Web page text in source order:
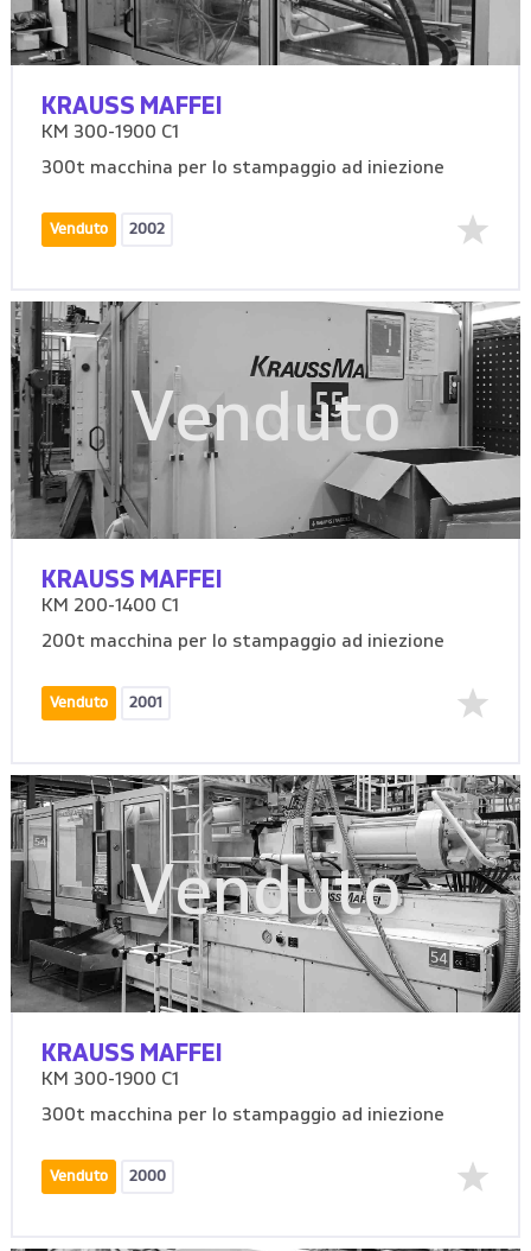
KRAUSS MAFFEI
KM 300-1900 C1
300t macchina per lo stampaggio ad iniezione
Venduto 2002
Venduto
KRAUSS MAFFEI
KM 200-1400 C1
200t macchina per lo stampaggio ad iniezione
Venduto 2001
Venduto
KRAUSS MAFFEI
KM 300-1900 C1
300t macchina per lo stampaggio ad iniezione
Venduto 2000